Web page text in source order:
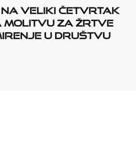
na Veliki četvrtak
molitvu za žrtve
u društvu